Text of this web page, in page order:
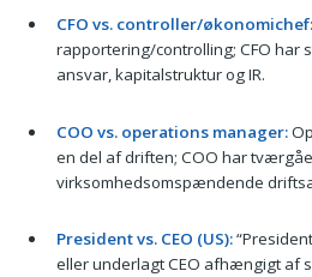
CFO vs. controller/økonomichef:
rapportering/controlling; CFO har
ansvar, kapitalstruktur og IR.
COO vs. operations manager:
en del af driften; COO har
virksomhedsomspændende
President vs. CEO (US):
eller underlagt CEO afhængigt af